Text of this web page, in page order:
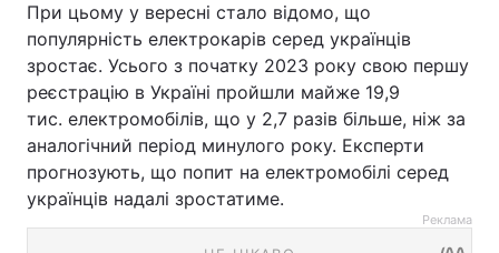
При цьому у вересні стало відомо, що
популярність електрокарів серед українців
зростає. Усього з початку 2023 року свою першу
реєстрацію в Україні пройшли майже 19,9
тис. електромобілів, що у 2,7 разів більше, ніж за
аналогічний період минулого року. Експерти
прогнозують, що попит на електромобілі серед
українців надалі зростатиме.
Реклама